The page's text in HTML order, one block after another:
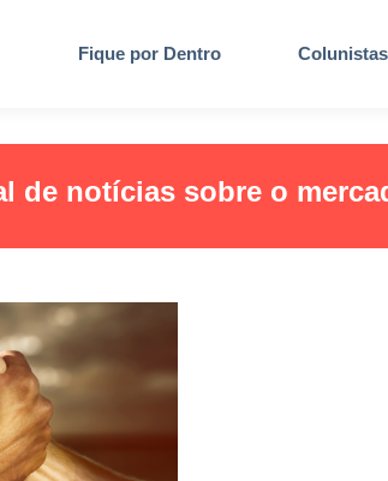
Fique por Dentro Colunistas
de notícias sobre o